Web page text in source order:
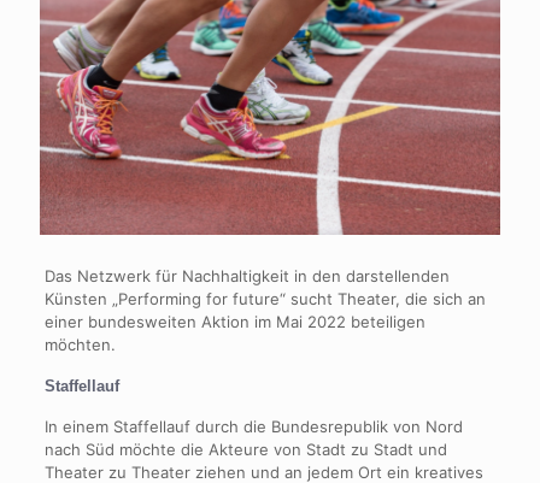
Das Netzwerk für Nachhaltigkeit in den darstellenden
Künsten „Performing for future“ sucht Theater, die sich an
einer bundesweiten Aktion im Mai 2022 beteiligen
möchten.
Staffellauf
In einem Staffellauf durch die Bundesrepublik von Nord
nach Süd möchte die Akteure von Stadt zu Stadt und
Theater zu Theater ziehen und an jedem Ort ein kreatives